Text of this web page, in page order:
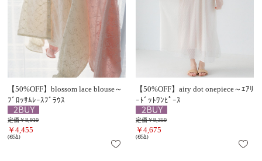
【50%OFF】blossom lace blouse～
ﾌﾞﾛｯｻﾑﾚｰｽﾌﾞﾗｳｽ
定価￥8,910
￥4,455
(税込)
【50%OFF】airy dot onepiece～ｴｱﾘ
ｰﾄﾞｯﾄﾜﾝﾋﾟｰｽ
定価￥9,350
￥4,675
(税込)